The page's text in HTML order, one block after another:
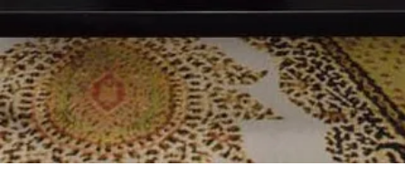
Tel. :+33 4 90 52 52 52
Email :h9736@accor.com